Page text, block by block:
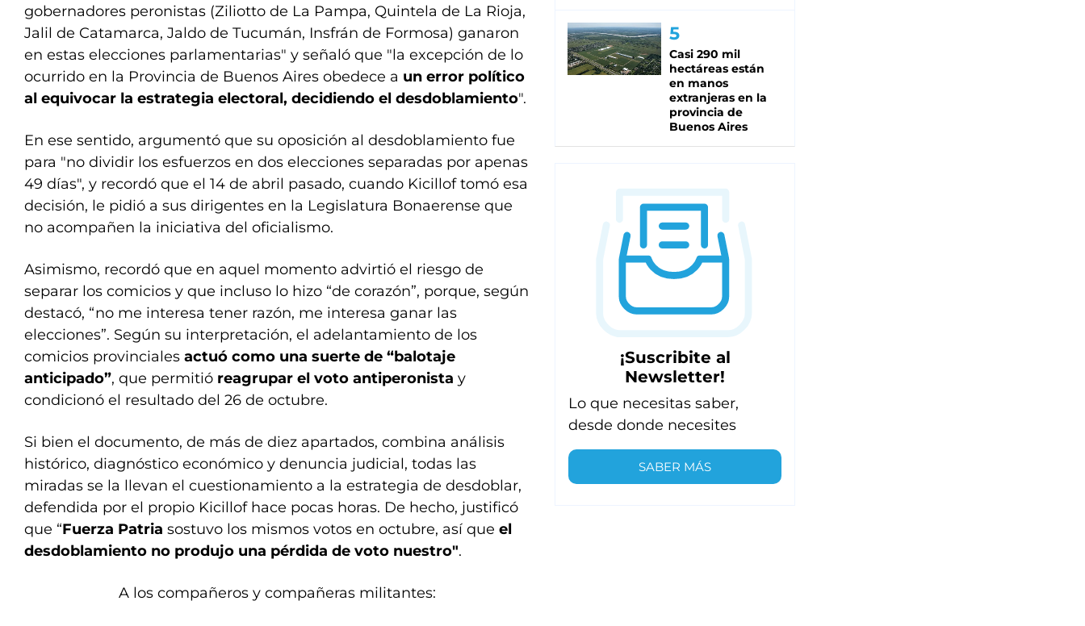
gobernadores peronistas (Ziliotto de La Pampa, Quintela de La Rioja,
Jalil de Catamarca, Jaldo de Tucumán, Insfrán de Formosa) ganaron
en estas elecciones parlamentarias" y señaló que "la excepción de lo
ocurrido en la Provincia de Buenos Aires obedece a un error político
al equivocar la estrategia electoral, decidiendo el desdoblamiento".
En ese sentido, argumentó que su oposición al desdoblamiento fue
para "no dividir los esfuerzos en dos elecciones separadas por apenas
49 días", y recordó que el 14 de abril pasado, cuando Kicillof tomó esa
decisión, le pidió a sus dirigentes en la Legislatura Bonaerense que
no acompañen la iniciativa del oficialismo.
Asimismo, recordó que en aquel momento advirtió el riesgo de
separar los comicios y que incluso lo hizo “de corazón”, porque, según
destacó, “no me interesa tener razón, me interesa ganar las
elecciones”. Según su interpretación, el adelantamiento de los
comicios provinciales actuó como una suerte de “balotaje
anticipado”, que permitió reagrupar el voto antiperonista y
condicionó el resultado del 26 de octubre.
Si bien el documento, de más de diez apartados, combina análisis
histórico, diagnóstico económico y denuncia judicial, todas las
miradas se la llevan el cuestionamiento a la estrategia de desdoblar,
defendida por el propio Kicillof hace pocas horas. De hecho, justificó
que “Fuerza Patria sostuvo los mismos votos en octubre, así que el
desdoblamiento no produjo una pérdida de voto nuestro".
A los compañeros y compañeras militantes:
Casi 290 mil
hectáreas están
en manos
extranjeras en la
provincia de
Buenos Aires
¡Suscribite al
Newsletter!
Lo que necesitas saber,
desde donde necesites
SABER MÁS